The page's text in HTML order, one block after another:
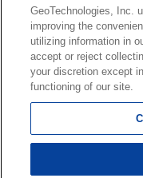
お取引等（お取引の準備
や契約条件等について、
身でご確認の上、判断し
このコーナーへの物件情
ョン等についての不動産
します。
Copyright(c) At Home Co.,Ltd. この
はアットホーム（株）またはその情
GeoTechnologies, Inc.
improving the
utilizing information in
accept or reject
your discretion except
functioning of our site.